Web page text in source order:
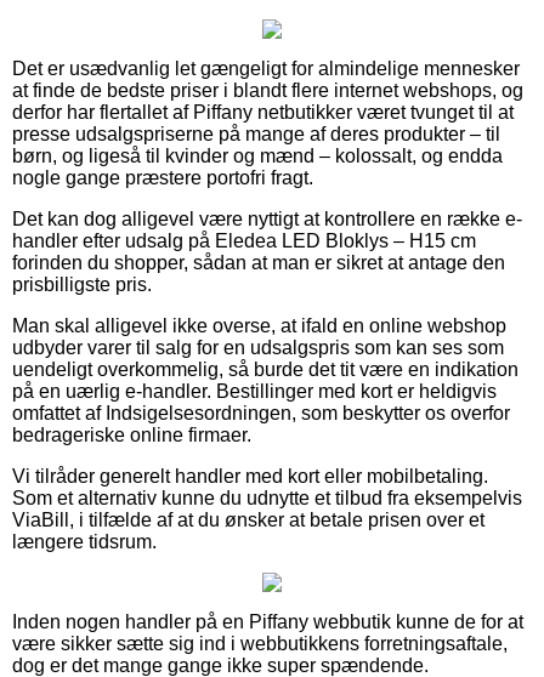
Det er usædvanlig let gængeligt for almindelige mennesker
at finde de bedste priser i blandt flere internet webshops, og
derfor har flertallet af Piffany netbutikker været tvunget til at
presse udsalgspriserne på mange af deres produkter – til
børn, og ligeså til kvinder og mænd – kolossalt, og endda
nogle gange præstere portofri fragt.
Det kan dog alligevel være nyttigt at kontrollere en række e-
handler efter udsalg på Eledea LED Bloklys – H15 cm
forinden du shopper, sådan at man er sikret at antage den
prisbilligste pris.
Man skal alligevel ikke overse, at ifald en online webshop
udbyder varer til salg for en udsalgspris som kan ses som
uendeligt overkommelig, så burde det tit være en indikation
på en uærlig e-handler. Bestillinger med kort er heldigvis
omfattet af Indsigelsesordningen, som beskytter os overfor
bedrageriske online firmaer.
Vi tilråder generelt handler med kort eller mobilbetaling.
Som et alternativ kunne du udnytte et tilbud fra eksempelvis
ViaBill, i tilfælde af at du ønsker at betale prisen over et
længere tidsrum.
Inden nogen handler på en Piffany webbutik kunne de for at
være sikker sætte sig ind i webbutikkens forretningsaftale,
dog er det mange gange ikke super spændende.